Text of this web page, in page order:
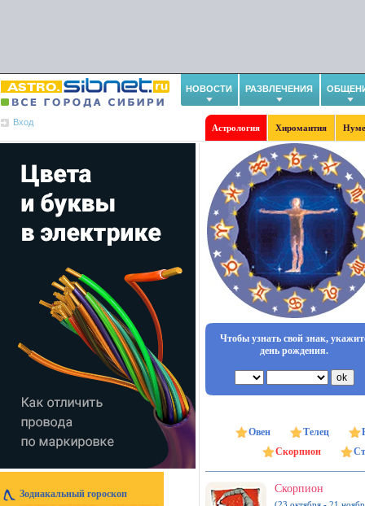
НОВОСТИ РАЗВЛЕЧЕНИЯ
Вход
Астрология Хиромантия
Зодиакальный гороскоп
Чтобы узнать свой знак,
день рождения.
Овен Телец
Скорпион
Скорпион